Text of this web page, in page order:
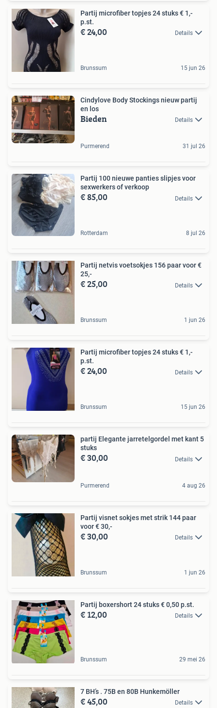
Partij microfiber topjes 24 stuks € 1,-
p.st.
€ 24,00 Details
Brunssum 15 jun 26
Cindylove Body Stockings nieuw partij
en los
Bieden Details
Purmerend 31 jul 26
Partij 100 nieuwe panties slipjes voor
sexwerkers of verkoop
€ 85,00 Details
Rotterdam 8 jul 26
Partij netvis voetsokjes 156 paar voor €
25,-
€ 25,00 Details
Brunssum 1 jun 26
Partij microfiber topjes 24 stuks € 1,-
p.st.
€ 24,00 Details
Brunssum 15 jun 26
partij Elegante jarretelgordel met kant 5
stuks
€ 30,00 Details
Purmerend 4 aug 26
Partij visnet sokjes met strik 144 paar
voor € 30,-
€ 30,00 Details
Brunssum 1 jun 26
Partij boxershort 24 stuks € 0,50 p.st.
€ 12,00 Details
Brunssum 29 mei 26
7 BH’s . 75B en 80B Hunkemöller
€ 45,00 Details